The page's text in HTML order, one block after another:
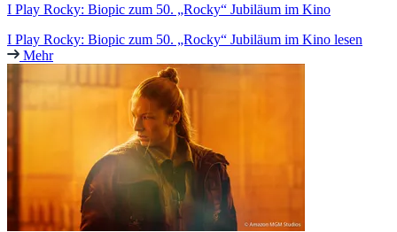
I Play Rocky: Biopic zum 50. „Rocky“ Jubiläum im Kino
I Play Rocky: Biopic zum 50. „Rocky“ Jubiläum im Kino lesen
Mehr